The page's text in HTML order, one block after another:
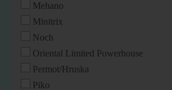
Mehano
Minitrix
Noch
Oriental Limited Powerhouse
Permot/Hruska
Piko